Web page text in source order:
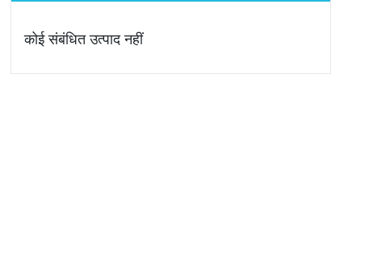
कोई संबंधित उत्पाद नहीं